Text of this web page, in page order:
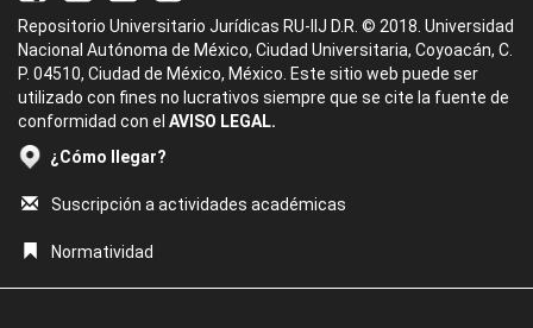
Repositorio Universitario Jurídicas RU-IIJ D.R. © 2018. Universidad
Nacional Autónoma de México, Ciudad Universitaria, Coyoacán, C.
P. 04510, Ciudad de México, México. Este sitio web puede ser
utilizado con fines no lucrativos siempre que se cite la fuente de
conformidad con el AVISO LEGAL.
¿Cómo llegar?
Suscripción a actividades académicas
Normatividad